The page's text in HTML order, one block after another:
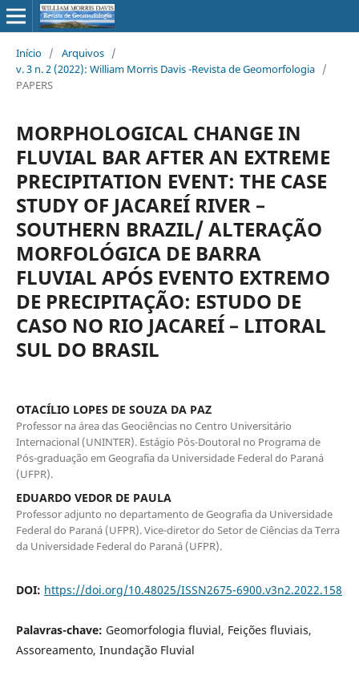
Início / Arquivos /
v. 3 n. 2 (2022): William Morris Davis -Revista de Geomorfologia /
PAPERS
MORPHOLOGICAL CHANGE IN
FLUVIAL BAR AFTER AN EXTREME
PRECIPITATION EVENT: THE CASE
STUDY OF JACAREÍ RIVER –
SOUTHERN BRAZIL/ ALTERAÇÃO
MORFOLÓGICA DE BARRA
FLUVIAL APÓS EVENTO EXTREMO
DE PRECIPITAÇÃO: ESTUDO DE
CASO NO RIO JACAREÍ – LITORAL
SUL DO BRASIL
OTACÍLIO LOPES DE SOUZA DA PAZ
Professor na área das Geociências no Centro Universitário
Internacional (UNINTER). Estágio Pós-Doutoral no Programa de
Pós-graduação em Geografia da Universidade Federal do Paraná
(UFPR).
EDUARDO VEDOR DE PAULA
Professor adjunto no departamento de Geografia da Universidade
Federal do Paraná (UFPR). Vice-diretor do Setor de Ciências da Terra
da Universidade Federal do Paraná (UFPR).
DOI: https://doi.org/10.48025/ISSN2675-6900.v3n2.2022.158
Palavras-chave: Geomorfologia fluvial, Feições fluviais,
Assoreamento, Inundação Fluvial